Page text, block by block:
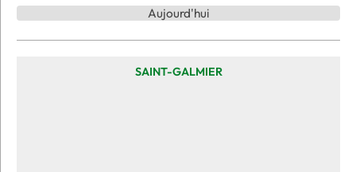
Aujourd'hui
SAINT-GALMIER